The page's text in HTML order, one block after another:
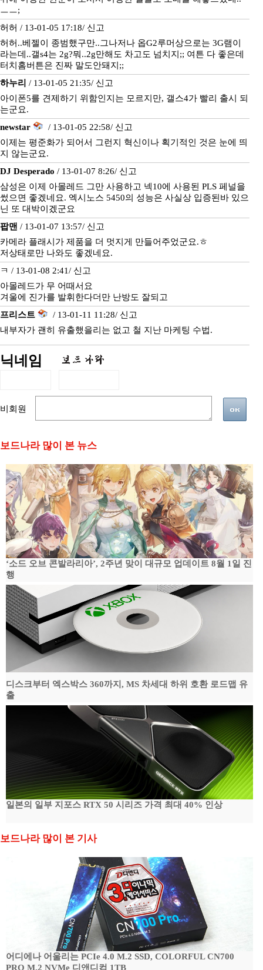
ㅡㅡ;
허허 / 13-01-05 17:18/ 신고
허허..베젤이 종범했구만..그나저나 옵G2루머상으로는 3G램이
라는데..갤s4는 2g?뭐..2g만해도 차고도 넘치지;; 여튼 다 좋은데
터치홈버튼은 진짜 말도안돼지;;
하누리 / 13-01-05 21:35/ 신고
아이폰5를 견제하기 위함인지는 모르지만, 갤스4가 빨리 출시 되
는군요.
newstar
/ 13-01-05 22:58/ 신고
이제는 평준화가 되어서 그런지 혁신이나 획기적인 것은 눈에 띄
지 않는군요.
DJ Desperado / 13-01-07 8:26/ 신고
삼성은 이제 아몰레드 그만 사용하고 넥10에 사용된 PLS 페널을
썼으면 좋겠네요. 엑시노스 5450의 성능은 사실상 입증된바 있으
닌 또 대박이겠군요
팝맨 / 13-01-07 13:57/ 신고
카메라 플래시가 제품을 더 멋지게 만들어주었군요.ㅎ
저상태로만 나와도 좋겠네요.
ㅋ / 13-01-08 2:41/ 신고
아몰레드가 무 어때서요
겨울에 진가를 발휘한다더만 난방도 잘되고
프리스트
/ 13-01-11 11:28/ 신고
내부자가 괜히 유출했을리는 없고 철 지난 마케팅 수법.
닉네임
비회원
보드나라 많이 본 뉴스
‘소드 오브 콘발라리아’, 2주년 맞이 대규모 업데이트 8월 1일 진
행
디스크부터 엑스박스 360까지, MS 차세대 하위 호환 로드맵 유
출
일본의 일부 지포스 RTX 50 시리즈 가격 최대 40% 인상
보드나라 많이 본 기사
어디에나 어울리는 PCIe 4.0 M.2 SSD, COLORFUL CN700
PRO M.2 NVMe 디앤디컴 1TB